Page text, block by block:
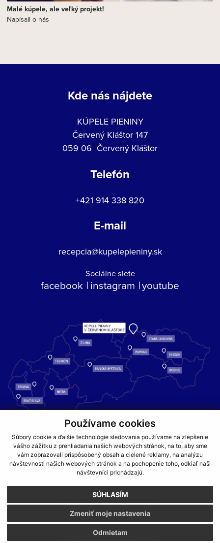
Používame cookies
Súbory cookie a ďalšie technológie sledovania používame na zlepšenie
vášho zážitku z prehliadania našich webových stránok, na to, aby sme
vám zobrazovali prispôsobený obsah a cielené reklamy, na analýzu
návštevnosti našich webových stránok a na pochopenie toho, odkiaľ naši
návštevníci prichádzajú.
SÚHLASÍM
Odmietam
Zmeniť moje nastavenia
Malé kúpele, ale veľký projekt!
Napísali o nás
Kde nás nájdete
KÚPELE PIENINY
Červený Kláštor 147
059 06 Červený Kláštor
Telefón
+421 914 338 820
E-mail
recepcia@kupelepieniny.sk
Sociálne siete
facebook instagram youtube
Kúpele Pieniny – miesto, kde sa príroda stretáva s liečivou silou
vody a oddychom pre telo aj dušu.
GDPR COOKIES PARTNERI
JEDÁLNY LÍSTOK
CENNÍKY
NA ZAČIATOK STRÁNKY
WEBDESIGN WEBEX.DIGITAL
REZERVOVAŤ UBYTOVANIE